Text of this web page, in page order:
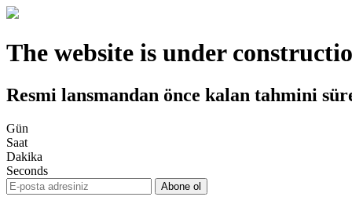
The website is under
Resmi lansmandan önce kalan tahmini
Gün
Saat
Dakika
Seconds